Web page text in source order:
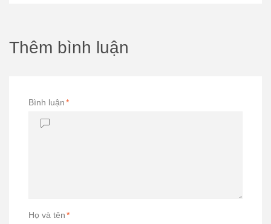
Thêm bình luận
Bình luận*
Họ và tên*